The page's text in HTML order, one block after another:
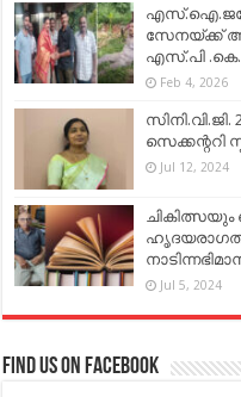
സേനയ്ക്ക്
എസ്.പി
Feb 4, 2026
സെക്കന്ററി
Jul 12, 2024
ചികിത്സയും
Jul 5, 2024
Find us on Facebook